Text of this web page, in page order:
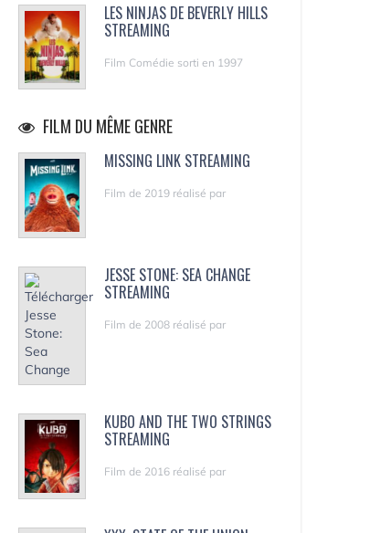
LES NINJAS DE BEVERLY HILLS
STREAMING
Film Comédie sorti en 1997
FILM DU MÊME GENRE
MISSING LINK STREAMING
Film de 2019 réalisé par
JESSE STONE: SEA CHANGE
STREAMING
Film de 2008 réalisé par
KUBO AND THE TWO STRINGS
STREAMING
Film de 2016 réalisé par